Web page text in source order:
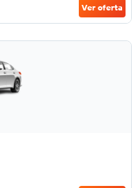
Ver oferta